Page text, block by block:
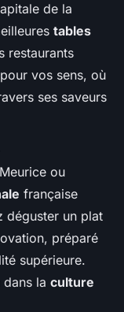
de la
tables
restaurants
vos sens, où
ses saveurs
ou
française
déguster un plat
préparé
supérieure.
la culture